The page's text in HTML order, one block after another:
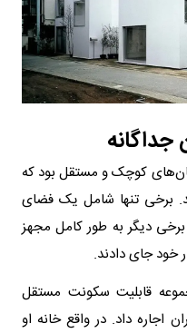
کوچک و مستقل بود که
برخی تنها شامل یک فضای
دیگر به طور کامل مجهز
خود جای دادند.
قابلیت سکونت مستقل
اجاره داد. در واقع خانه او